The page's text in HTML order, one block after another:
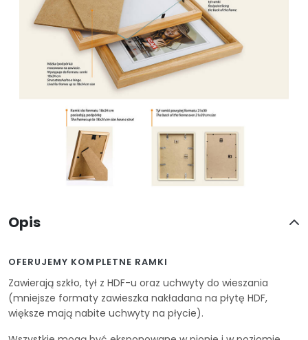
Opis
OFERUJEMY KOMPLETNE RAMKI
Zawierają szkło, tył z HDF-u oraz uchwyty do wieszania
(mniejsze formaty zawieszka nakładana na płytę HDF,
większe mają nabite uchwyty na płycie).